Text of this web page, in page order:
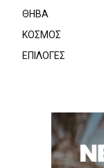
ΘΗΒΑ
ΚΟΣΜΟΣ
ΕΠΙΛΟΓΕΣ